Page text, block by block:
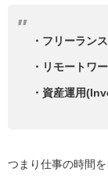
・フリーラン
・リモートワ
・資産運用
つまり仕事の時間を